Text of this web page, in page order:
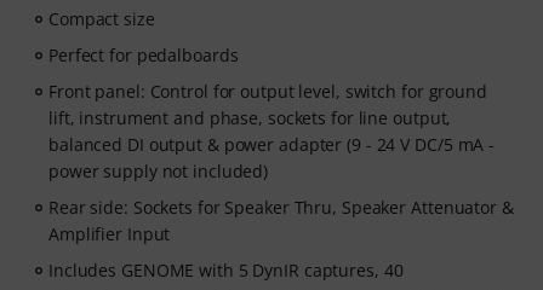
Compact size
Perfect for pedalboards
Front panel: Control for output level, switch for ground
lift, instrument and phase, sockets for line output,
balanced DI output & power adapter (9 - 24 V DC/5 mA -
power supply not included)
Rear side: Sockets for Speaker Thru, Speaker Attenuator &
Amplifier Input
Includes GENOME with 5 DynIR captures, 40